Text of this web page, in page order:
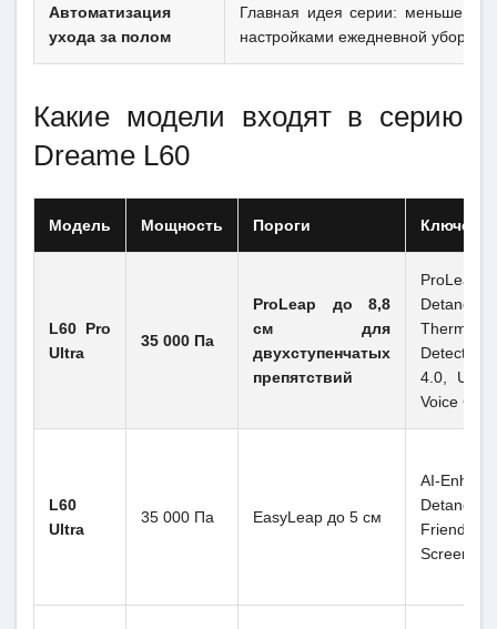
Автоматизация
ухода за полом
Главная идея серии: меньше
настройками ежедневной уборки.
Какие модели входят в серию
Dreame L60
Модель Мощность Пороги
L60 Pro
Ultra
35 000 Па
ProLeap до 8,8
см для
двухступенчатых
препятствий
4.0,
Voice
L60
Ultra
35 000 Па EasyLeap до 5 см
AI-
Friendly
Screen